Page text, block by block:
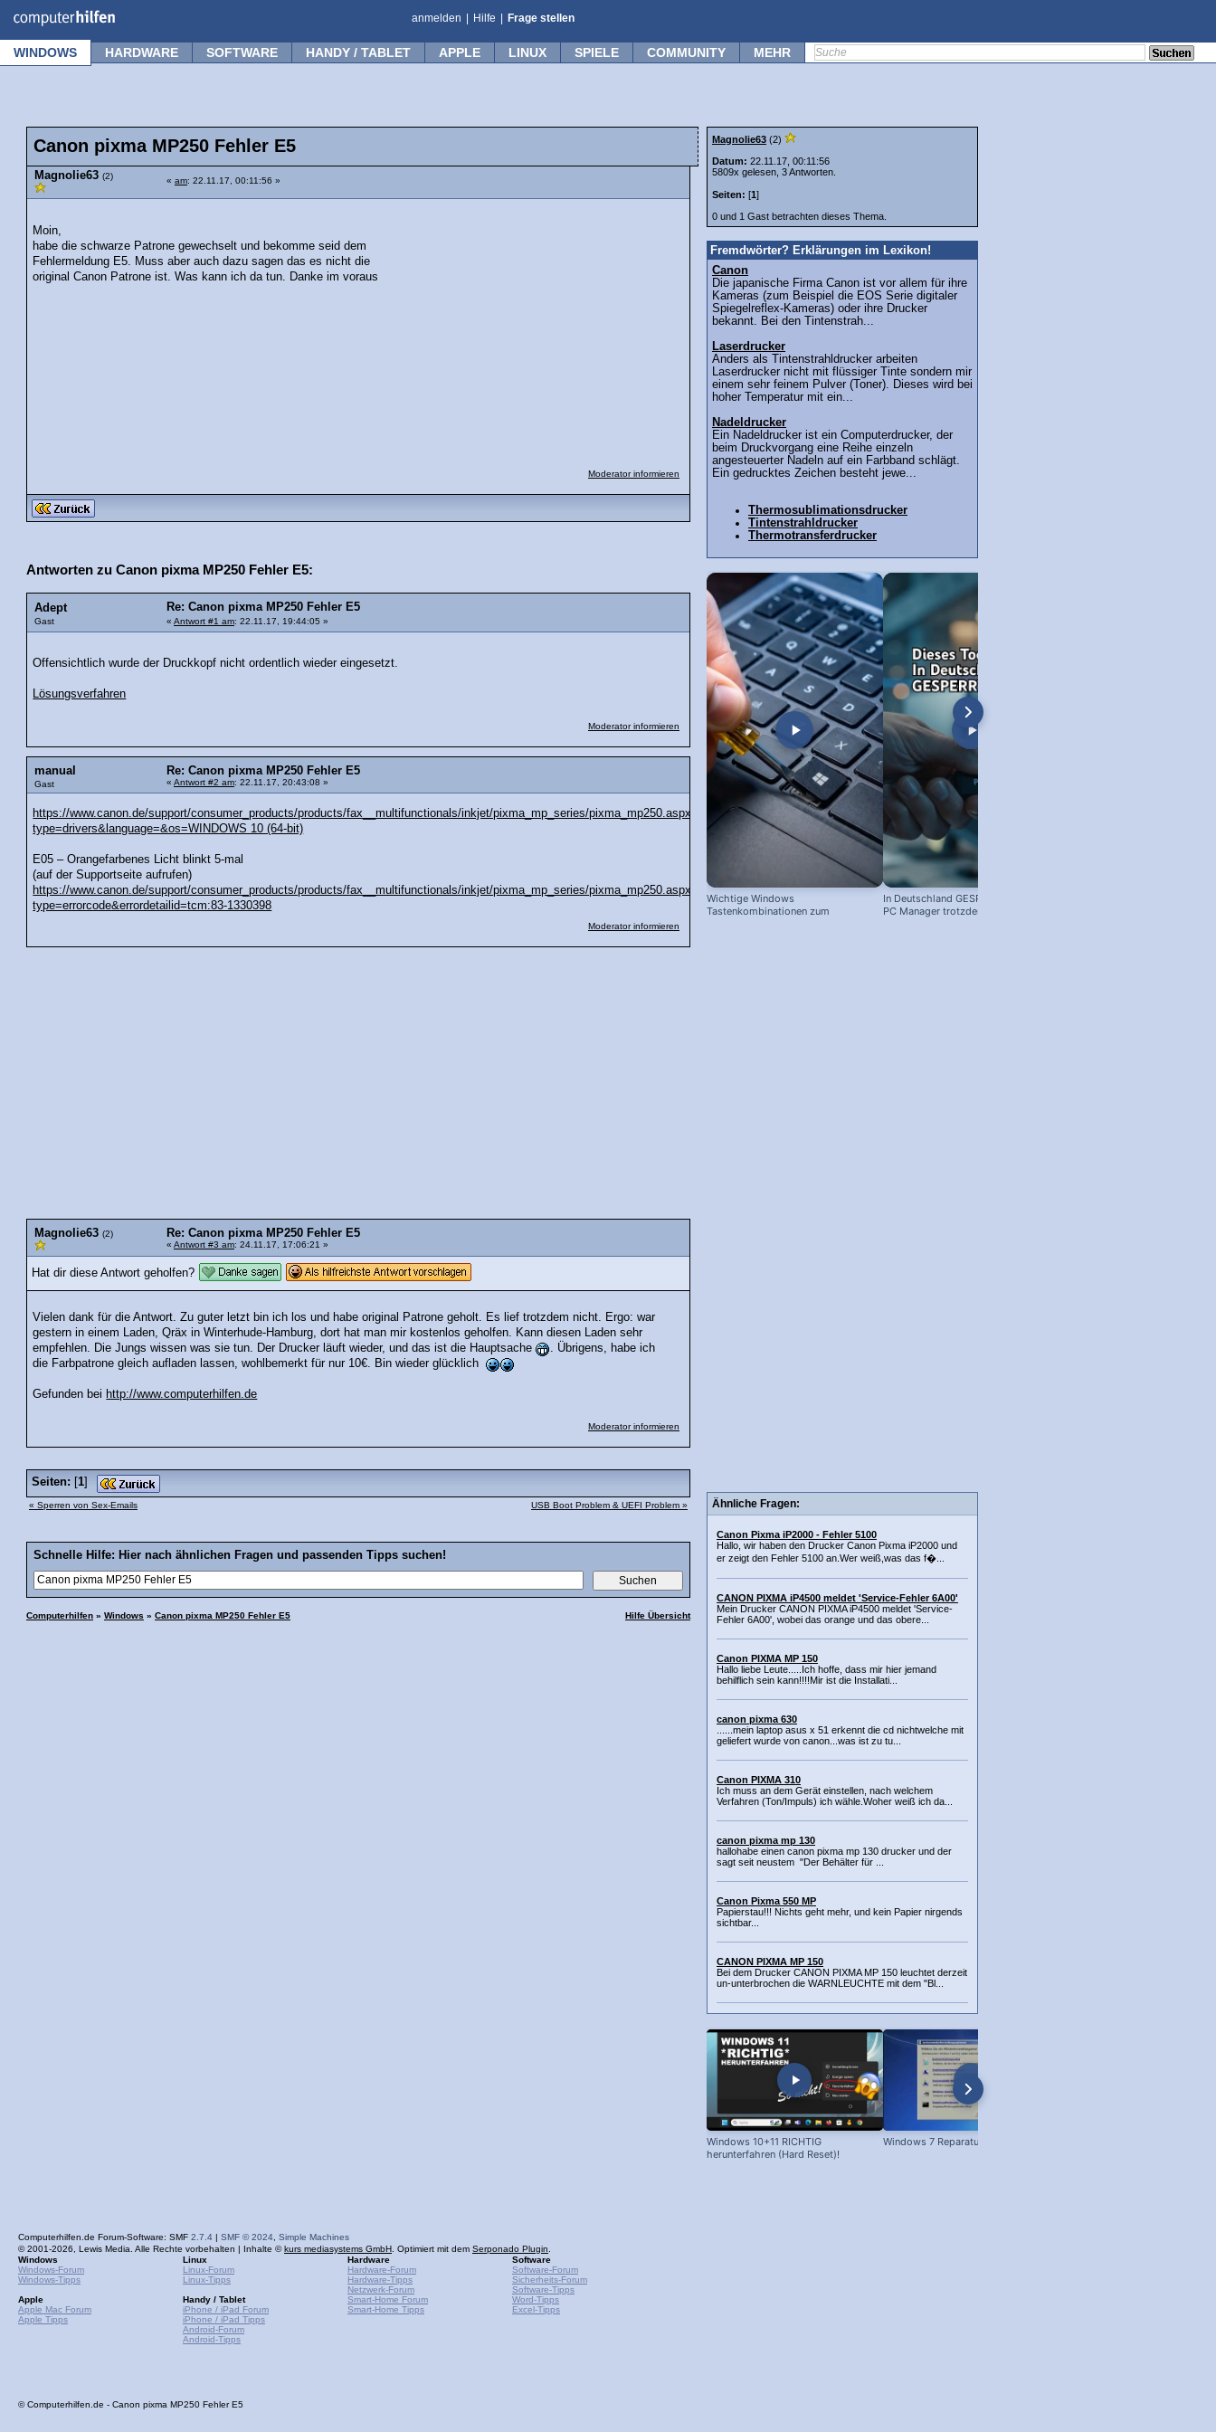
anmelden Hilfe Frage stellen
WINDOWS HARDWARE SOFTWARE HANDY / TABLET APPLE LINUX SPIELE COMMUNITY MEHR
Canon pixma MP250 Fehler E5
Magnolie63 (2) « am: 22.11.17, 00:11:56 »
Moin,
habe die schwarze Patrone gewechselt und bekomme seid dem
Fehlermeldung E5. Muss aber auch dazu sagen das es nicht die
original Canon Patrone ist. Was kann ich da tun. Danke im voraus
Moderator informieren
Antworten zu Canon pixma MP250 Fehler E5:
Adept
Gast
Re: Canon pixma MP250 Fehler E5
« Antwort #1 am: 22.11.17, 19:44:05 »
Offensichtlich wurde der Druckkopf nicht ordentlich wieder eingesetzt.
Lösungsverfahren
Moderator informieren
manual
Gast
Re: Canon pixma MP250 Fehler E5
« Antwort #2 am: 22.11.17, 20:43:08 »
https://www.canon.de/support/consumer_products/products/fax__multifunctionals/inkjet/pixma_mp_series/pixma_mp250.aspx?
type=drivers&language=&os=WINDOWS 10 (64-bit)
E05 – Orangefarbenes Licht blinkt 5-mal
(auf der Supportseite aufrufen)
https://www.canon.de/support/consumer_products/products/fax__multifunctionals/inkjet/pixma_mp_series/pixma_mp250.aspx?
type=errorcode&errordetailid=tcm:83-1330398
Moderator informieren
Magnolie63 (2) Re: Canon pixma MP250 Fehler E5
« Antwort #3 am: 24.11.17, 17:06:21 »
Hat dir diese Antwort geholfen?
Vielen dank für die Antwort. Zu guter letzt bin ich los und habe original Patrone geholt. Es lief trotzdem nicht. Ergo: war
gestern in einem Laden, Qräx in Winterhude-Hamburg, dort hat man mir kostenlos geholfen. Kann diesen Laden sehr
empfehlen. Die Jungs wissen was sie tun. Der Drucker läuft wieder, und das ist die Hauptsache
. Übrigens, habe ich
die Farbpatrone gleich aufladen lassen, wohlbemerkt für nur 10€. Bin wieder glücklich
Gefunden bei http://www.computerhilfen.de
Moderator informieren
Seiten: [1]
« Sperren von Sex-Emails USB Boot Problem & UEFI Problem »
Schnelle Hilfe: Hier nach ähnlichen Fragen und passenden Tipps suchen!
Computerhilfen » Windows » Canon pixma MP250 Fehler E5 Hilfe Übersicht
Magnolie63 (2)
Datum: 22.11.17, 00:11:56
5809x gelesen, 3 Antworten.
Seiten: [1]
0 und 1 Gast betrachten dieses Thema.
Fremdwörter? Erklärungen im Lexikon!
Canon
Die japanische Firma Canon ist vor allem für ihre
Kameras (zum Beispiel die EOS Serie digitaler
Spiegelreflex-Kameras) oder ihre Drucker
bekannt. Bei den Tintenstrah...
Laserdrucker
Anders als Tintenstrahldrucker arbeiten
Laserdrucker nicht mit flüssiger Tinte sondern mir
einem sehr feinem Pulver (Toner). Dieses wird bei
hoher Temperatur mit ein...
Nadeldrucker
Ein Nadeldrucker ist ein Computerdrucker, der
beim Druckvorgang eine Reihe einzeln
angesteuerter Nadeln auf ein Farbband schlägt.
Ein gedrucktes Zeichen besteht jewe...
Thermosublimationsdrucker
Tintenstrahldrucker
Thermotransferdrucker
Wichtige Windows
Tastenkombinationen zum
In Deutschland GESPERRT: Microsoft
PC Manager trotzdem installieren
Ähnliche Fragen:
Canon Pixma iP2000 - Fehler 5100
Hallo, wir haben den Drucker Canon Pixma iP2000 und
er zeigt den Fehler 5100 an.Wer weiß,was das f�...
CANON PIXMA iP4500 meldet 'Service-Fehler 6A00'
Mein Drucker CANON PIXMA iP4500 meldet 'Service-
Fehler 6A00', wobei das orange und das obere...
Canon PIXMA MP 150
Hallo liebe Leute.....Ich hoffe, dass mir hier jemand
behilflich sein kann!!!!Mir ist die Installati...
canon pixma 630
......mein laptop asus x 51 erkennt die cd nichtwelche mit
geliefert wurde von canon...was ist zu tu...
Canon PIXMA 310
Ich muss an dem Gerät einstellen, nach welchem
Verfahren (Ton/Impuls) ich wähle.Woher weiß ich da...
canon pixma mp 130
hallohabe einen canon pixma mp 130 drucker und der
sagt seit neustem "Der Behälter für ...
Canon Pixma 550 MP
Papierstau!!! Nichts geht mehr, und kein Papier nirgends
sichtbar...
CANON PIXMA MP 150
Bei dem Drucker CANON PIXMA MP 150 leuchtet derzeit
un-unterbrochen die WARNLEUCHTE mit dem "Bl...
Windows 10+11 RICHTIG
herunterfahren (Hard Reset)!
Windows 7 Reparatur
Computerhilfen.de Forum-Software: SMF 2.7.4 | SMF © 2024 Simple Machines
© 2001-2026, Lewis Media. Alle Rechte vorbehalten | Inhalte ©kurs mediasystems GmbH . Optimiert mit dem Serponado Plugin
Windows
Windows-Forum
Windows-Tipps
Apple
Apple Mac Forum
Apple Tipps
Linux
Linux-Forum
Linux-Tipps
Handy / Tablet
iPhone / iPad Forum
iPhone / iPad Tipps
Android-Forum
Android-Tipps
Hardware
Hardware-Forum
Hardware-Tipps
Netzwerk-Forum
Smart-Home Forum
Smart-Home Tipps
Software
Software-Forum
Sicherheits-Forum
Software-Tipps
Word-Tipps
Excel-Tipps
© Computerhilfen.de - Canon pixma MP250 Fehler E5